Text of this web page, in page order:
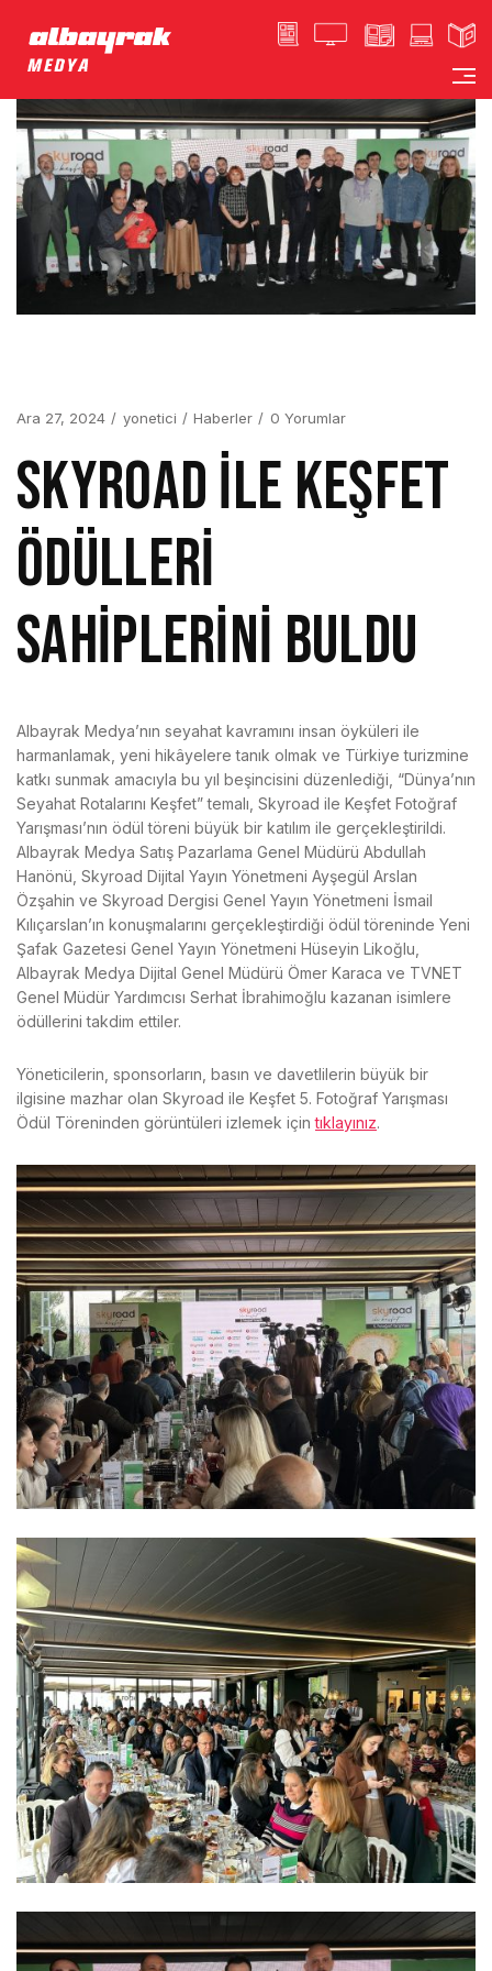
Ara 27, 2024 yonetici Haberler 0 Yorumlar
SKYROAD İLE KEŞFET
ÖDÜLLERİ
SAHİPLERİNİ BULDU
Albayrak Medya’nın seyahat kavramını insan öyküleri ile
harmanlamak, yeni hikâyelere tanık olmak ve Türkiye turizmine
katkı sunmak amacıyla bu yıl beşincisini düzenlediği, “Dünya’nın
Seyahat Rotalarını Keşfet” temalı, Skyroad ile Keşfet Fotoğraf
Yarışması’nın ödül töreni büyük bir katılım ile gerçekleştirildi.
Albayrak Medya Satış Pazarlama Genel Müdürü Abdullah
Hanönü, Skyroad Dijital Yayın Yönetmeni Ayşegül Arslan
Özşahin ve Skyroad Dergisi Genel Yayın Yönetmeni İsmail
Kılıçarslan’ın konuşmalarını gerçekleştirdiği ödül töreninde Yeni
Şafak Gazetesi Genel Yayın Yönetmeni Hüseyin Likoğlu,
Albayrak Medya Dijital Genel Müdürü Ömer Karaca ve TVNET
Genel Müdür Yardımcısı Serhat İbrahimoğlu kazanan isimlere
ödüllerini takdim ettiler.
Yöneticilerin, sponsorların, basın ve davetlilerin büyük bir
ilgisine mazhar olan Skyroad ile Keşfet 5. Fotoğraf Yarışması
Ödül Töreninden görüntüleri izlemek içintıklayınız.